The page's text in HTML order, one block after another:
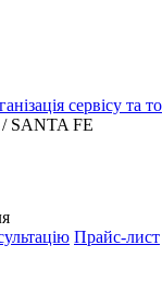
сервісу та
/ SANTA FE
Прайс-лист